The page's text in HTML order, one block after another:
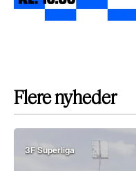
Flere nyheder
3F Superliga